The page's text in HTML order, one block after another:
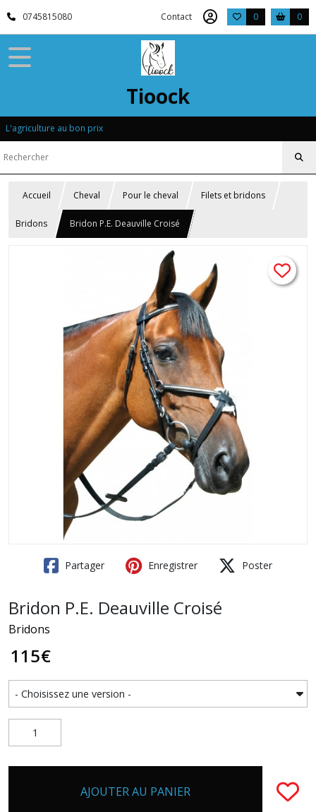
0745815080 Contact 0 0
Tioock
L'agriculture au bon prix
Accueil Cheval Pour le cheval Filets et bridons
Bridons Bridon P.E. Deauville Croisé
Partager Enregistrer Poster
Bridon P.E. Deauville Croisé
Bridons
115€
AJOUTER AU PANIER